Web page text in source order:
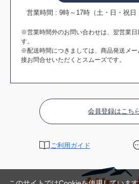
営業時間 : 9時～17時（土・日・祝日
※営業時間外のお問い合わせは、翌営業日
す。
※配送時間につきましては、商品発送メ
接お問合せいただくとスムーズです。
会員登録はこち
ご利用ガイド